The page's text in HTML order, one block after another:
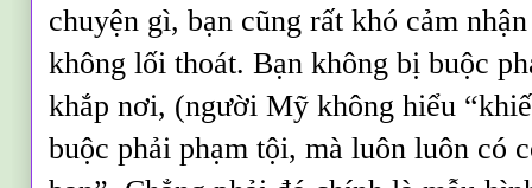
chuyện gì, bạn cũng rất khó cảm
không lối thoát. Bạn không bị buộc
khắp nơi, (người Mỹ không hiểu
buộc phải phạm tội, mà luôn luôn có